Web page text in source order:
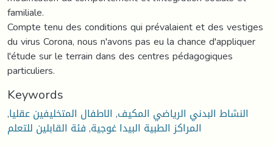
familiale.
Compte tenu des conditions qui prévalaient et des vestiges
du virus Corona, nous n'avons pas eu la chance d'appliquer
l'étude sur le terrain dans des centres pédagogiques
particuliers.
Keywords
النشاط البدني الرياضي المكيف, الاطفال المتخليفين عقليا,
المراكز الطبية البيدا غوجية,فئة القابلين للتعلم